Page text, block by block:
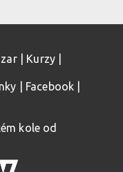
| Kurzy
Facebook
kole od